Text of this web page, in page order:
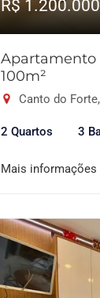
R$ 1.200.000
Apartamento
100m²
Canto do
2 Quartos 3
Mais informações